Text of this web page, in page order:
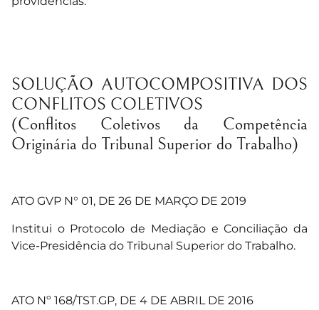
SOLUÇÃO AUTOCOMPOSITIVA DOS
CONFLITOS COLETIVOS
(Conflitos Coletivos da Competência
Originária do Tribunal Superior do Trabalho)
ATO GVP N° 01, DE 26 DE MARÇO DE 2019
Institui o Protocolo de Mediação e Conciliação da
Vice-Presidência do Tribunal Superior do Trabalho.
ATO Nº 168/TST.GP, DE 4 DE ABRIL DE 2016